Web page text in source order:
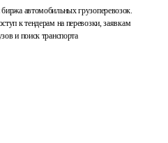
автомобильных грузоперевозок.
к тендерам на перевозки, заявкам
и поиск транспорта